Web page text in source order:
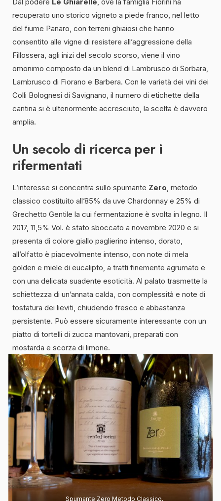
Dal podere Le Ghiarelle, ove la famiglia Fiorini ha
recuperato uno storico vigneto a piede franco, nel letto
del fiume Panaro, con terreni ghiaiosi che hanno
consentito alle vigne di resistere all’aggressione della
Fillossera, agli inizi del secolo scorso, viene il vino
omonimo composto da un blend di Lambrusco di Sorbara,
Lambrusco di Fiorano e Barbera. Con le varietà dei vini dei
Colli Bolognesi di Savignano, il numero di etichette della
cantina si è ulteriormente accresciuto, la scelta è davvero
amplia.
Un secolo di ricerca per i
rifermentati
L’interesse si concentra sullo spumante Zero, metodo
classico costituito all’85% da uve Chardonnay e 25% di
Grechetto Gentile la cui fermentazione è svolta in legno. Il
2017, 11,5% Vol. è stato sboccato a novembre 2020 e si
presenta di colore giallo paglierino intenso, dorato,
all’olfatto è piacevolmente intenso, con note di mela
golden e miele di eucalipto, a tratti finemente agrumato e
con una delicata suadente esoticità. Al palato trasmette la
schiettezza di un’annata calda, con complessità e note di
tostatura dei lieviti, chiudendo fresco e abbastanza
persistente. Può essere sicuramente interessante con un
piatto di tortelli di zucca mantovani, preparati con
mostarda e scorza di limone.
Spumante Zero Metodo Classico.